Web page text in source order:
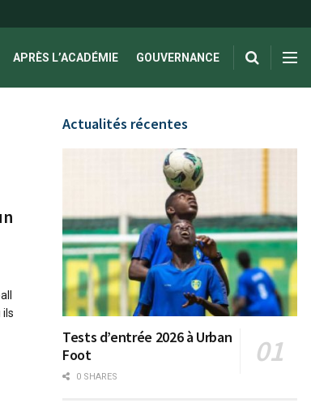
APRÈS L’ACADÉMIE GOUVERNANCE
ils
Actualités récentes
Tests d’entrée 2026 à Urban
Foot
0 SHARES